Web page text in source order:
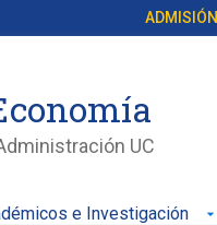
ADMISIÓN
UC
e Investigación arrow_drop_down